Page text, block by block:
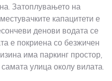
Затоплувањето на
капацитети е
денови водата се
е покриена со безжичен
има паркинг простор,
улица околу вилата.